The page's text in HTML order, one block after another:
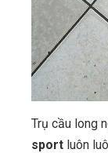
Trụ cầu long
sport luôn